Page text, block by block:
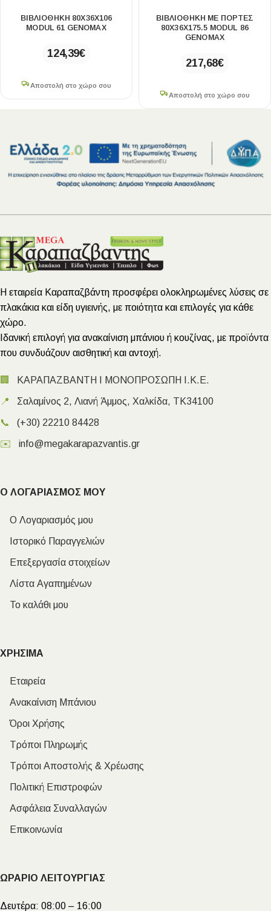
ΒΙΒΛΙΟΘΉΚΗ 80X36X106
MODUL 61 GENOMAX
124,39€
Αποστολή στο χώρο σου
ΒΙΒΛΙΟΘΉΚΗ ΜΕ ΠΌΡΤΕΣ
80X36X175.5 MODUL 86
GENOMAX
217,68€
Αποστολή στο χώρο σου
Η εταιρεία Καραπαζβάντη προσφέρει ολοκληρωμένες λύσεις σε
πλακάκια και είδη υγιεινής, με ποιότητα και επιλογές για κάθε
χώρο.
Ιδανική επιλογή για ανακαίνιση μπάνιου ή κουζίνας, με προϊόντα
που συνδυάζουν αισθητική και αντοχή.
🏢 ΚΑΡΑΠΑΖΒΑΝΤΗ Ι ΜΟΝΟΠΡΟΣΩΠΗ Ι.Κ.Ε.
📍 Σαλαμίνος 2, Λιανή Άμμος, Χαλκίδα, ΤΚ34100
📞 (+30) 22210 84428
✉️ info@megakarapazvantis.gr
Ο ΛΟΓΑΡΙΑΣΜΟΣ ΜΟΥ
Ο Λογαριασμός μου
Ιστορικό Παραγγελιών
Επεξεργασία στοιχείων
Λίστα Αγαπημένων
Το καλάθι μου
ΧΡΗΣΙΜΑ
Εταιρεία
Ανακαίνιση Μπάνιου
Όροι Χρήσης
Τρόποι Πληρωμής
Τρόποι Αποστολής & Χρέωσης
Πολιτική Επιστροφών
Ασφάλεια Συναλλαγών
Επικοινωνία
ΩΡΑΡΙΟ ΛΕΙΤΟΥΡΓΙΑΣ
Δευτέρα: 08:00 – 16:00